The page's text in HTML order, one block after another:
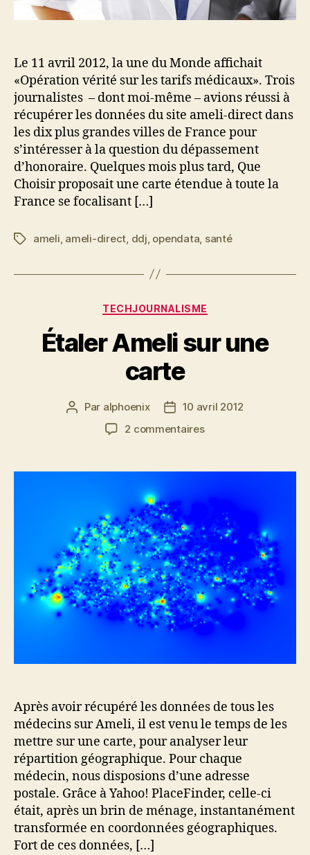
Le 11 avril 2012, la une du Monde affichait
«Opération vérité sur les tarifs médicaux». Trois
journalistes – dont moi-même – avions réussi à
récupérer les données du site ameli-direct dans
les dix plus grandes villes de France pour
s’intéresser à la question du dépassement
d’honoraire. Quelques mois plus tard, Que
Choisir proposait une carte étendue à toute la
France se focalisant […]
Étiquettes
ameli ameli-direct ddj opendata santé
Catégories
TECHJOURNALISME
Étaler Ameli sur une
carte
Auteur
Par alphoenix
Date
de
10 avril 2012
2 commentairessur
sur
carte
Après avoir récupéré les données de tous les
médecins sur Ameli, il est venu le temps de les
mettre sur une carte, pour analyser leur
répartition géographique. Pour chaque
médecin, nous disposions d’une adresse
postale. Grâce à Yahoo! PlaceFinder, celle-ci
était, après un brin de ménage, instantanément
transformée en coordonnées géographiques.
Fort de ces données, […]